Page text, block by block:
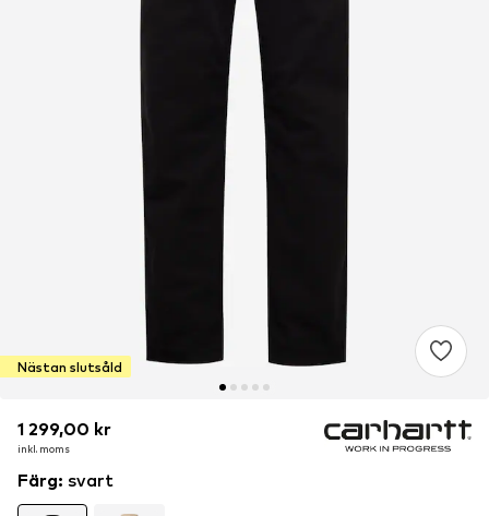
Nästan slutsåld
1 299,00 kr
inkl. moms
1 299,00 kr
inkl. moms
Färg: svart